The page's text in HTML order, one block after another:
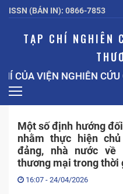
ISSN (BẢN IN): 0866-7853
TẠP CHÍ NGHIÊN
VIỆN NGHIÊN CỨU
Một số định hướng
nhằm thực hiện
đảng, nhà nước về
thương mại trong thời
16:07 - 24/04/2026